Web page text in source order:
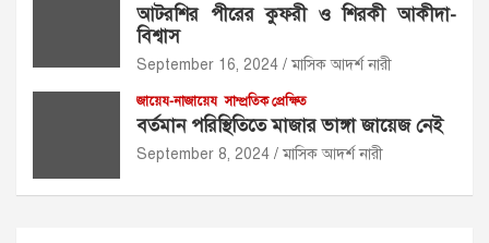
আটরশির পীরের কুফরী ও শিরকী আকীদা-
বিশ্বাস
September 16, 2024 মাসিক আদর্শ নারী
জায়েয-নাজায়েয সাম্প্রতিক প্রেক্ষিত
বর্তমান পরিস্থিতিতে মাজার ভাঙ্গা জায়েজ নেই
September 8, 2024 মাসিক আদর্শ নারী